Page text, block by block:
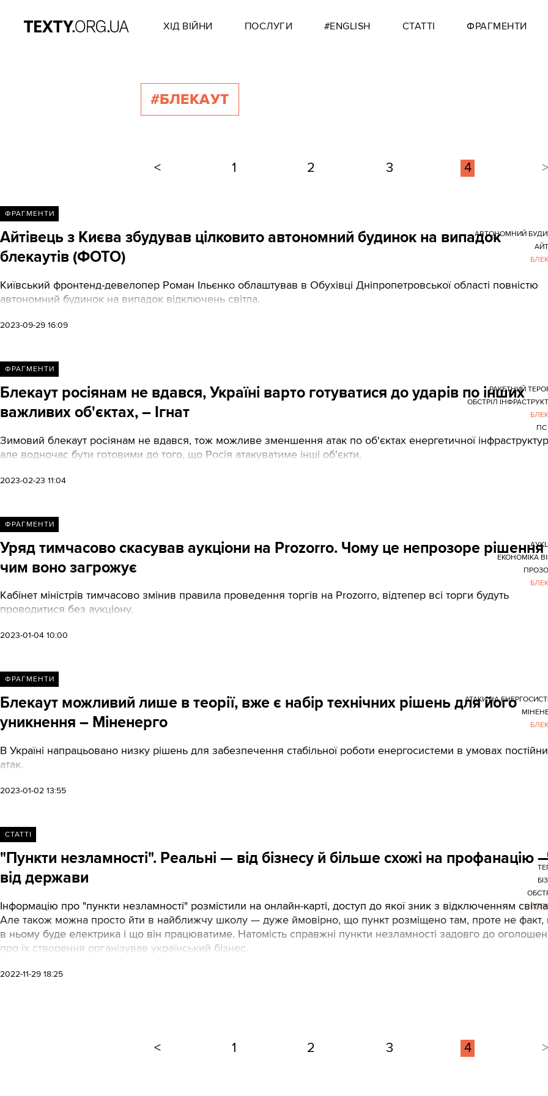
ХІД ВІЙНИ ПОСЛУГИ #ENGLISH СТАТТІ ФРАГМЕНТИ
#БЛЕКАУТ
< 1 2 3 4 >
ФРАГМЕНТИ
Айтівець з Києва збудував цілковито автономний будинок на випадок
блекаутів (ФОТО)
Київський фронтенд-девелопер Роман Ільєнко облаштував в Обухівці Дніпропетровської області повністю
автономний будинок на випадок відключень світла.
2023-09-29 16:09
АВТОНОМНИЙ
ФРАГМЕНТИ
Блекаут росіянам не вдався, Україні варто готуватися до ударів по інших
важливих об'єктах, – Ігнат
Зимовий блекаут росіянам не вдався, тож можливе зменшення атак по об'єктах енергетичної
але водночас бути готовими до того, що Росія атакуватиме інші об'єкти.
2023-02-23 11:04
РАКЕТНИЙ
ОБСТРІЛ
ПС
ФРАГМЕНТИ
Уряд тимчасово скасував аукціони на Prozorro. Чому це непрозоре рішення
чим воно загрожує
Кабінет міністрів тимчасово змінив правила проведення торгів на Prozorro, відтепер всі торги будуть
проводитися без аукціону.
2023-01-04 10:00
ЕКОНОМІКА
ФРАГМЕНТИ
Блекаут можливий лише в теорії, вже є набір технічних рішень для його
уникнення – Міненерго
В Україні напрацьовано низку рішень для забезпечення стабільної роботи енергосистеми в умовах
атак.
2023-01-02 13:55
АТАКИ НА
СТАТТІ
"Пункти незламності". Реальні — від бізнесу й більше схожі на профанацію
від держави
Інформацію про "пункти незламності" розмістили на онлайн-карті, доступ до якої зник з відключенням
Але також можна просто йти в найближчу школу — дуже ймовірно, що пункт розміщено там, проте не
в ньому буде електрика і що він працюватиме. Натомість справжні пункти незламності задовго до
про їх створення організував український бізнес.
2022-11-29 18:25
< 1 2 3 4 >